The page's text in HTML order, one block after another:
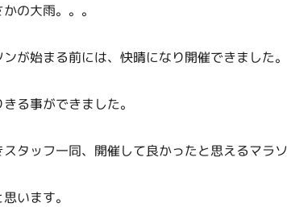
の大雨。。。
が始まる前には、快晴になり開催できました。
る事ができました。
タッフ一同、開催して良かったと思えるマラ
います。